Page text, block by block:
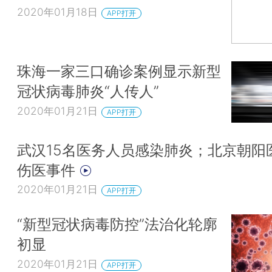
2020年01月18日 APP打开
珠海一家三口确诊案例显示新型
冠状病毒肺炎“人传人”
2020年01月21日 APP打开
武汉15名医务人员感染肺炎；北京朝阳
伤医事件
2020年01月21日 APP打开
“新型冠状病毒防控”法治化轮廓
初显
2020年01月21日 APP打开